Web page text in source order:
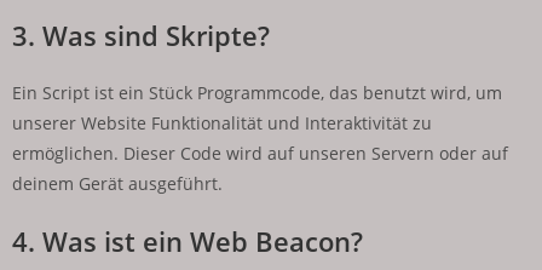
3. Was sind Skripte?
Ein Script ist ein Stück Programmcode, das benutzt wird, um
unserer Website Funktionalität und Interaktivität zu
ermöglichen. Dieser Code wird auf unseren Servern oder auf
deinem Gerät ausgeführt.
4. Was ist ein Web Beacon?